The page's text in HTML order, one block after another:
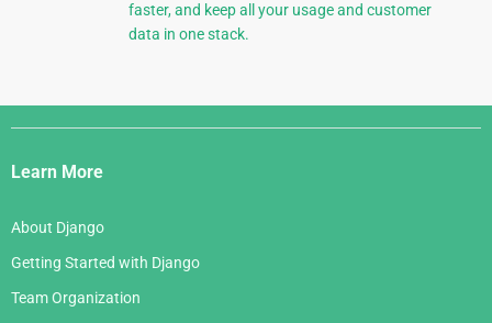
faster, and keep all your usage and customer
data in one stack.
Django
Links
Learn More
About Django
Getting Started with Django
Team Organization